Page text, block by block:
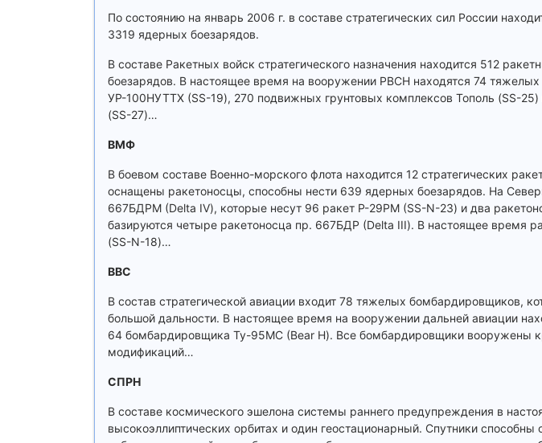
По состоянию на январь 2006 г. в составе стратегических сил России
3319 ядерных боезарядов.
В составе Ракетных войск стратегического назначения находится 512
боезарядов. В настоящее время на вооружении РВСН находятся 74
УР-100НУТТХ (SS-19), 270 подвижных грунтовых комплексов Тополь (SS-
(SS-27)…
ВМФ
В боевом составе Военно-морского флота находится 12 стратегических
оснащены ракетоносцы, способны нести 639 ядерных боезарядов. На
667БДРМ (Delta IV), которые несут 96 ракет Р-29РМ (SS-N-23) и два
базируются четыре ракетоносца пр. 667БДР (Delta III). В настоящее время
(SS-N-18)…
ВВС
В состав стратегической авиации входит 78 тяжелых бомбардировщиков,
большой дальности. В настоящее время на вооружении дальней авиации
64 бомбардировщика Ту-95МС (Bear H). Все бомбардировщики вооружены
модификаций…
СПРН
В составе космического эшелона системы раннего предупреждения в
высокоэллиптических орбитах и один геостационарный. Спутники способны